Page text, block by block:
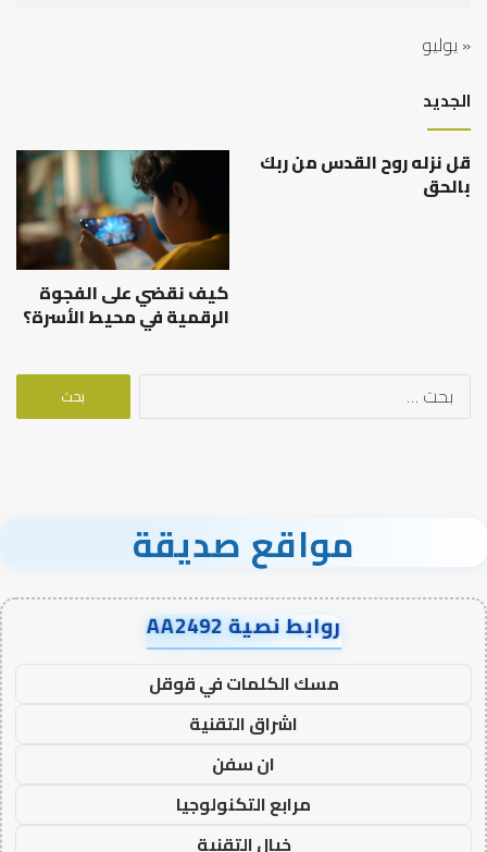
« يوليو
الجديد
قل نزله روح القدس من ربك
بالحق
كيف نقضي على الفجوة
الرقمية في محيط الأسرة؟
البحث
مواقع صديقة
روابط نصية AA2492
مسك الكلمات في قوقل
اشراق التقنية
ان سفن
مرابع التكنولوجيا
خيال التقنية